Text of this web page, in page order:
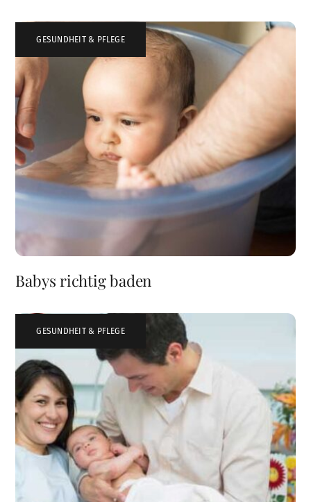
GESUNDHEIT & PFLEGE
Babys richtig baden
GESUNDHEIT & PFLEGE